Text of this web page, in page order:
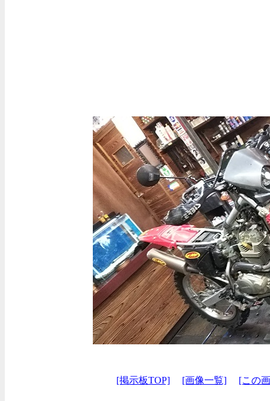
[掲示板TOP] [画像一覧] [この